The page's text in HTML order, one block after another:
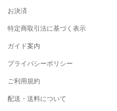
お決済
特定商取引法に基づく表示
ガイド案内
プライバシーポリシー
ご利用規約
配送・送料について